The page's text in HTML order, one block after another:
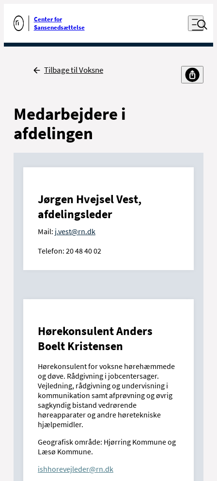
Gå til forsiden
Center for
Sansenedsættelse
Åben
Udfør søgning
Tilbage
Tilbage til Voksne
Medarbejdere i
afdelingen
Jørgen Hvejsel Vest,
afdelingsleder
Mail: j.vest@rn.dk
Telefon: 20 48 40 02
Hørekonsulent Anders
Boelt Kristensen
Hørekonsulent for voksne hørehæmmede
og døve. Rådgivning i jobcentersager.
Vejledning, rådgivning og undervisning i
kommunikation samt afprøvning og øvrig
sagkyndig bistand vedrørende
høreapparater og andre høretekniske
hjælpemidler.
Geografisk område: Hjørring Kommune og
Læsø Kommune.
ishhorevejleder@rn.dk